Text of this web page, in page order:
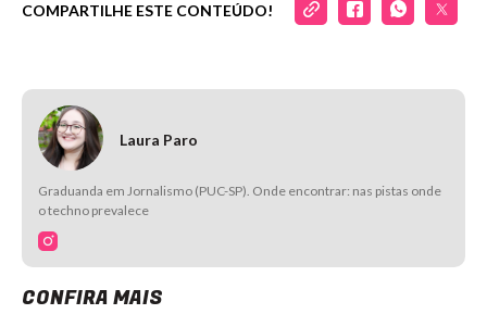
COMPARTILHE ESTE CONTEÚDO!
Laura Paro
Graduanda em Jornalismo (PUC-SP). Onde encontrar: nas pistas onde
o techno prevalece
CONFIRA MAIS